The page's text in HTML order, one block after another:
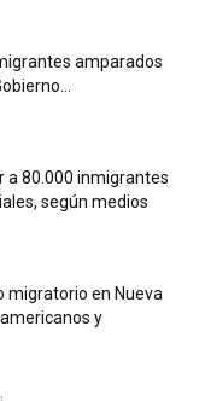
amparados
a 80.000 inmigrantes
según medios
migratorio en Nueva
y